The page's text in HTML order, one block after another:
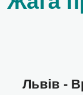
Львів -